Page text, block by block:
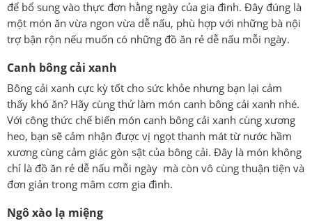
để bổ sung vào thực đơn hằng ngày của gia đình. Đây đúng là
một món ăn vừa ngon vừa dễ nấu, phù hợp với những bà nội
trợ bận rộn nếu muốn có những đồ ăn rẻ dễ nấu mỗi ngày.
Canh bông cải xanh
Bông cải xanh cực kỳ tốt cho sức khỏe nhưng bạn lại cảm
thấy khó ăn? Hãy cùng thử làm món canh bông cải xanh nhé.
Với công thức chế biến món canh bông cải xanh cùng xương
heo, bạn sẽ cảm nhận được vị ngọt thanh mát từ nước hầm
xương cùng cảm giác gòn sật của bông cải. Đây là món không
chỉ là đồ ăn rẻ dễ nấu mỗi ngày mà còn vô cùng thuận tiện và
đơn giản trong mâm cơm gia đình.
Ngô xào lạ miệng